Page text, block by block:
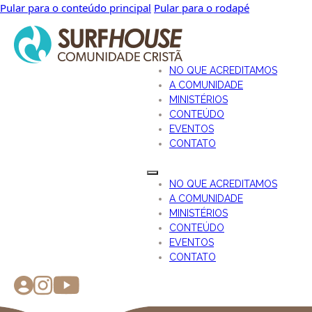
Pular para o conteúdo principal Pular para o rodapé
NO QUE ACREDITAMOS
A COMUNIDADE
MINISTÉRIOS
CONTEÚDO
EVENTOS
CONTATO
NO QUE ACREDITAMOS
A COMUNIDADE
MINISTÉRIOS
CONTEÚDO
EVENTOS
CONTATO